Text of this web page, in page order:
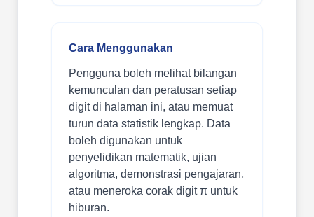
Cara Menggunakan
Pengguna boleh melihat bilangan
kemunculan dan peratusan setiap
digit di halaman ini, atau memuat
turun data statistik lengkap. Data
boleh digunakan untuk
penyelidikan matematik, ujian
algoritma, demonstrasi pengajaran,
atau meneroka corak digit π untuk
hiburan.